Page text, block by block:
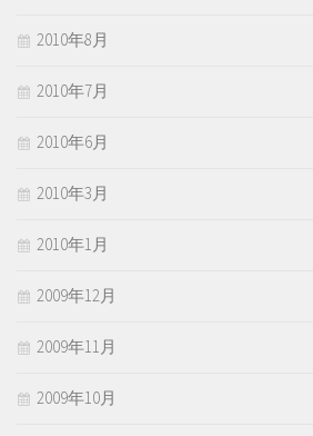
2010年8月
2010年7月
2010年6月
2010年3月
2010年1月
2009年12月
2009年11月
2009年10月